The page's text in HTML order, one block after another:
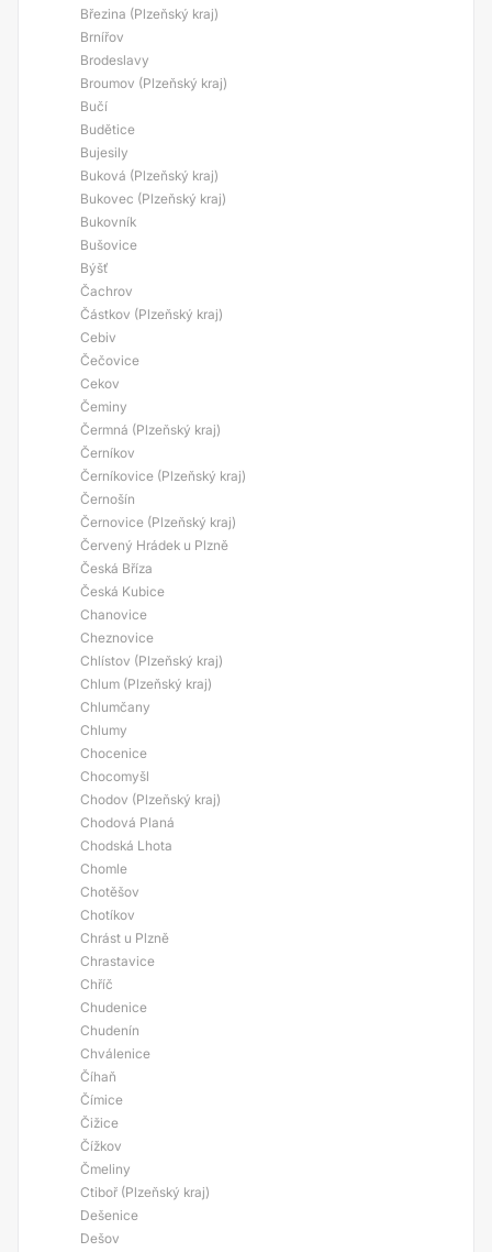
Březina (Plzeňský kraj)
Brnířov
Brodeslavy
Broumov (Plzeňský kraj)
Bučí
Budětice
Bujesily
Buková (Plzeňský kraj)
Bukovec (Plzeňský kraj)
Bukovník
Bušovice
Býšť
Čachrov
Částkov (Plzeňský kraj)
Cebiv
Čečovice
Cekov
Čeminy
Čermná (Plzeňský kraj)
Černíkov
Černíkovice (Plzeňský kraj)
Černošín
Černovice (Plzeňský kraj)
Červený Hrádek u Plzně
Česká Bříza
Česká Kubice
Chanovice
Cheznovice
Chlístov (Plzeňský kraj)
Chlum (Plzeňský kraj)
Chlumčany
Chlumy
Chocenice
Chocomyšl
Chodov (Plzeňský kraj)
Chodová Planá
Chodská Lhota
Chomle
Chotěšov
Chotíkov
Chrást u Plzně
Chrastavice
Chříč
Chudenice
Chudenín
Chválenice
Číhaň
Čímice
Čižice
Čížkov
Čmeliny
Ctiboř (Plzeňský kraj)
Dešenice
Dešov